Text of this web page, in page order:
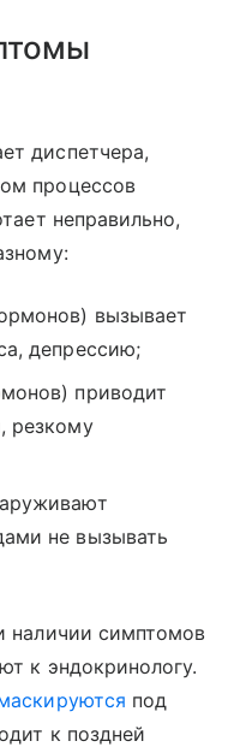
диспетчера,
процессов
неправильно,
вызывает
депрессию;
приводит
резкому
не вызывать
наличии симптомов
к эндокринологу.
под
к поздней